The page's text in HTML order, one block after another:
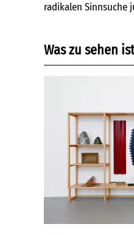
radikalen Sinnsuche
Was zu sehen ist